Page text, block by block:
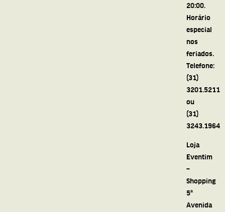
20:00.
Horário
especial
nos
feriados.
Telefone:
(31)
3201.5211
ou
(31)
3243.1964
Loja
Eventim
–
Shopping
5ª
Avenida